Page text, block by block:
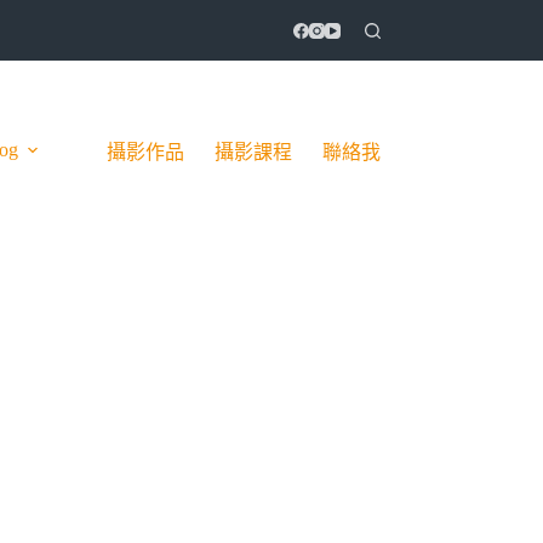
攝影作品 攝影課程 聯絡我